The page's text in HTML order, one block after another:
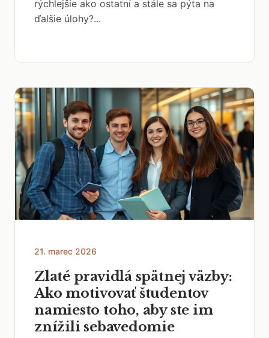
rýchlejšie ako ostatní a stále sa pýta na
ďalšie úlohy?...
21. marec 2026
Zlaté pravidlá spätnej väzby:
Ako motivovať študentov
namiesto toho, aby ste im
znížili sebavedomie